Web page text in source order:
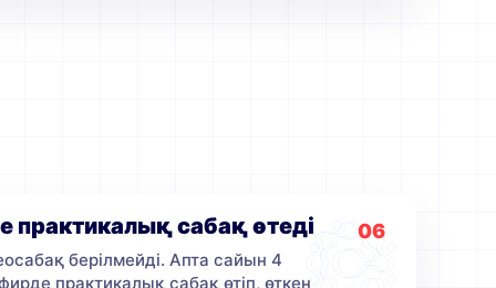
06
практикалық сабақ өтеді
берілмейді. Апта сайын 4
практикалық сабақ өтіп, өткен